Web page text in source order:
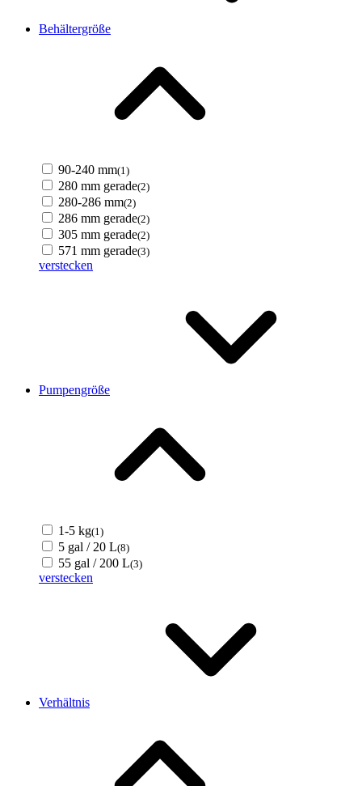
Behältergröße
90-240 mm(1)
280 mm gerade(2)
280-286 mm(2)
286 mm gerade(2)
305 mm gerade(2)
571 mm gerade(3)
verstecken
Pumpengröße
1-5 kg(1)
5 gal / 20 L(8)
55 gal / 200 L(3)
verstecken
Verhältnis